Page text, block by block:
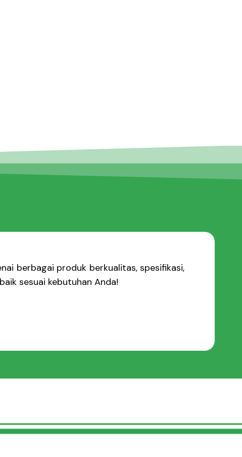
berbagai produk berkualitas, spesifikasi,
sesuai kebutuhan Anda!